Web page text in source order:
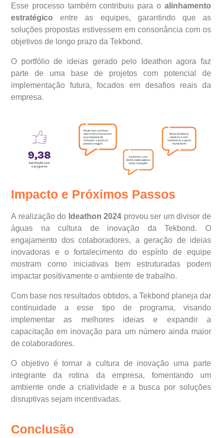
Esse processo também contribuiu para o alinhamento
estratégico entre as equipes, garantindo que as
soluções propostas estivessem em consonância com os
objetivos de longo prazo da Tekbond.
O portfólio de ideias gerado pelo Ideathon agora faz
parte de uma base de projetos com potencial de
implementação futura, focados em desafios reais da
empresa.
Impacto e Próximos Passos
A realização do Ideathon 2024 provou ser um divisor de
águas na cultura de inovação da Tekbond. O
engajamento dos colaboradores, a geração de ideias
inovadoras e o fortalecimento do espírito de equipe
mostram como iniciativas bem estruturadas podem
impactar positivamente o ambiente de trabalho.
Com base nos resultados obtidos, a Tekbond planeja dar
continuidade a esse tipo de programa, visando
implementar as melhores ideias e expandir a
capacitação em inovação para um número ainda maior
de colaboradores.
O objetivo é tornar a cultura de inovação uma parte
integrante da rotina da empresa, fomentando um
ambiente onde a criatividade e a busca por soluções
disruptivas sejam incentivadas.
Conclusão